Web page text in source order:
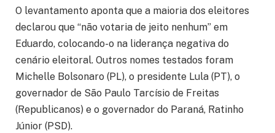
O levantamento aponta que a maioria dos eleitores
declarou que “não votaria de jeito nenhum” em
Eduardo, colocando-o na liderança negativa do
cenário eleitoral. Outros nomes testados foram
Michelle Bolsonaro (PL), o presidente Lula (PT), o
governador de São Paulo Tarcísio de Freitas
(Republicanos) e o governador do Paraná, Ratinho
Júnior (PSD).